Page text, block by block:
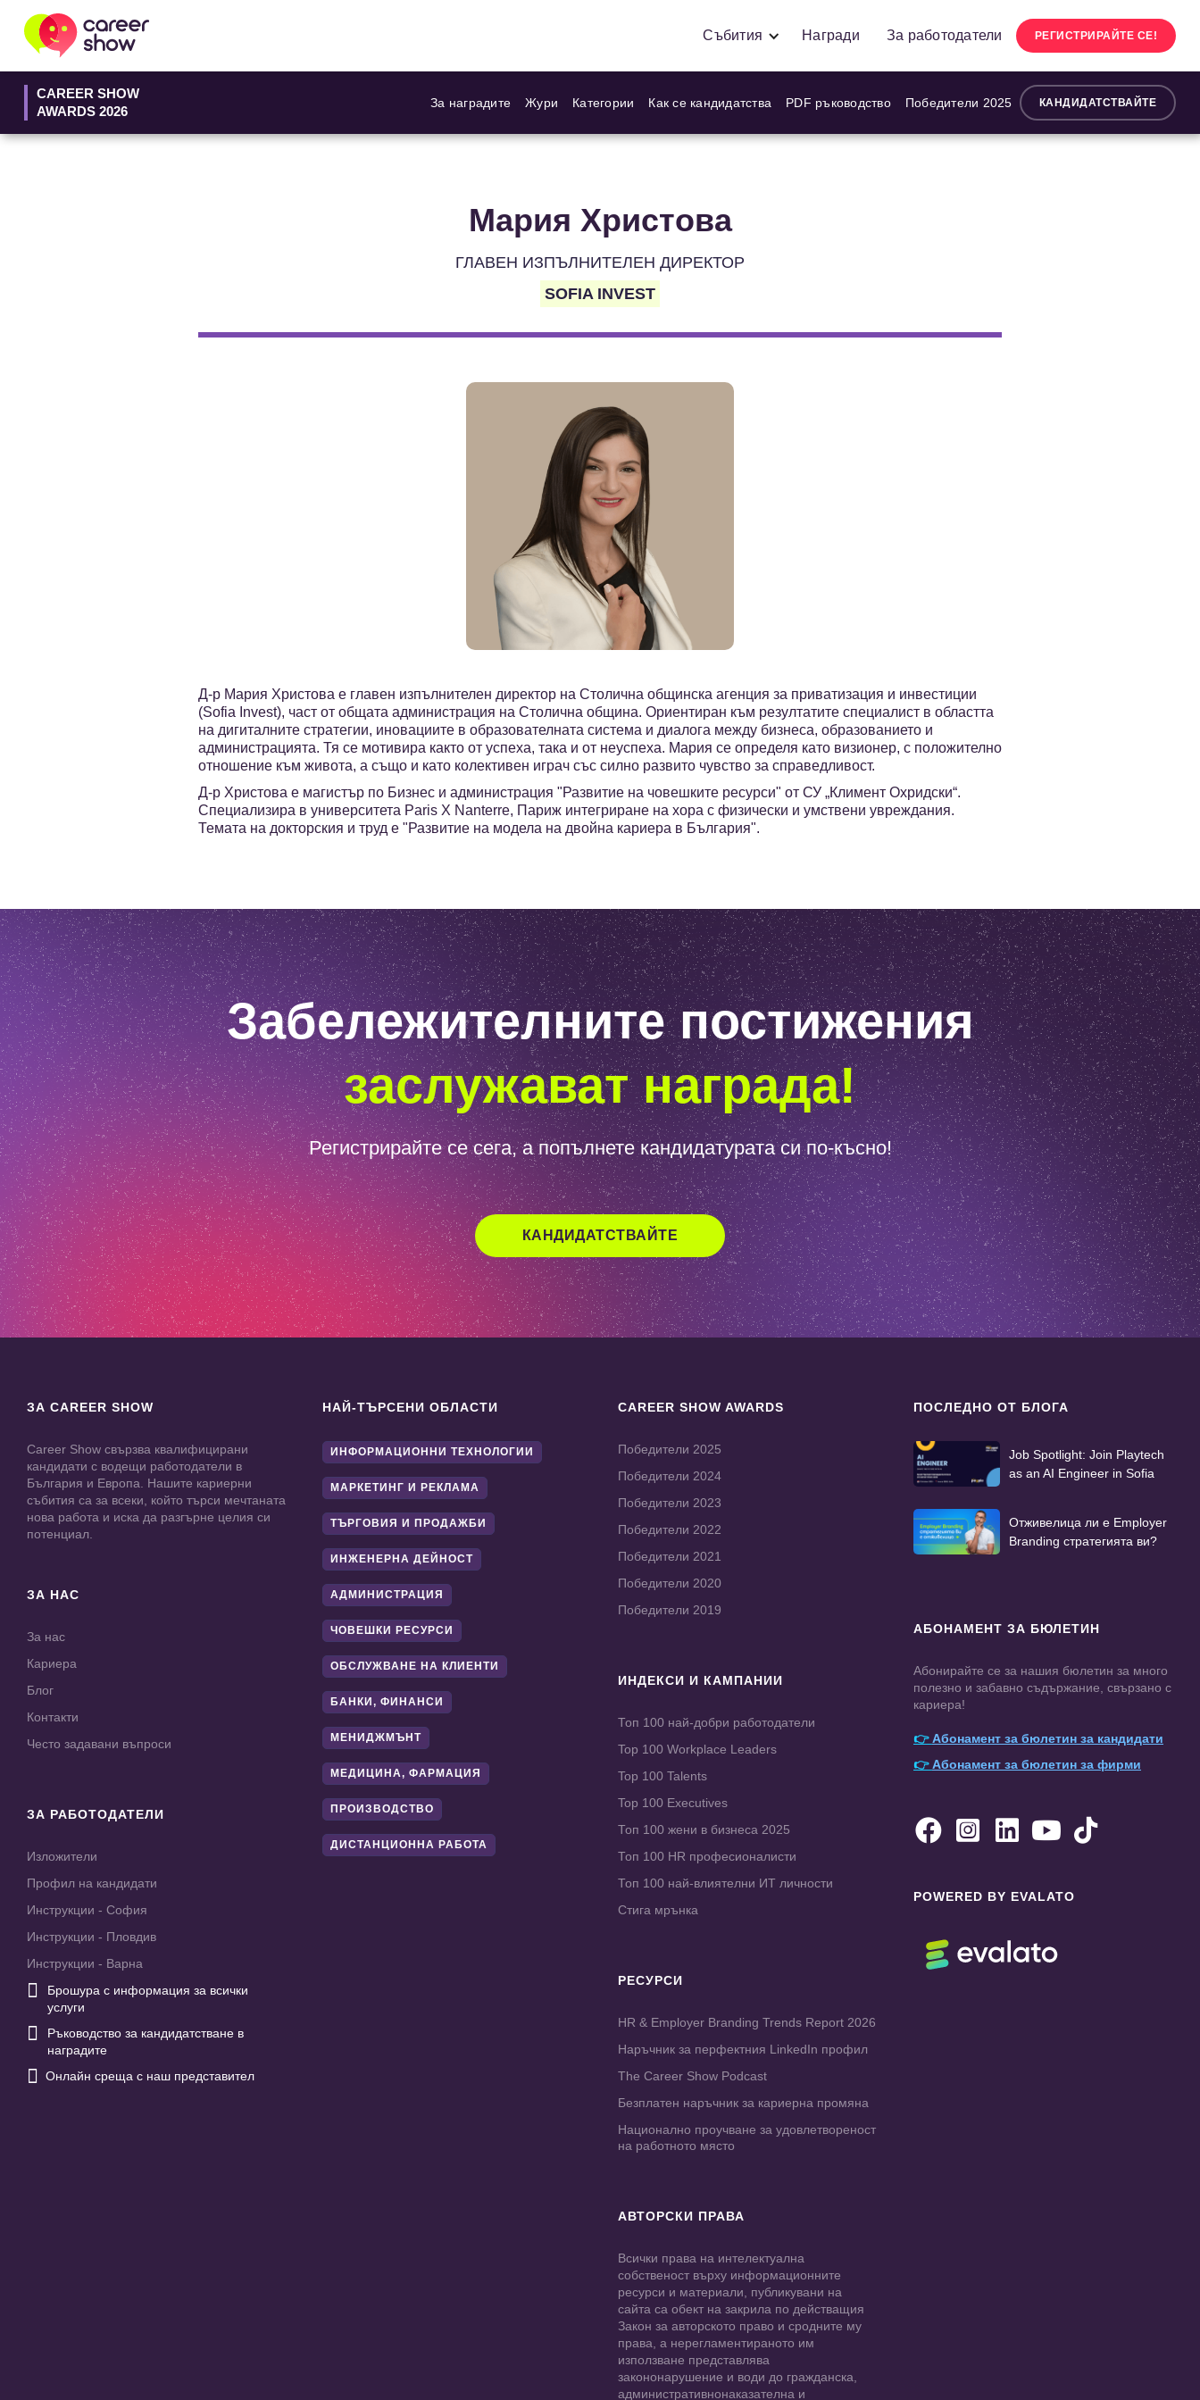
Събития Награди За работодатели РЕГИСТРИРАЙТЕ СЕ!
CAREER SHOW
AWARDS 2026
За наградите Жури Категории Как се кандидатства PDF ръководство Победители 2025 КАНДИДАТСТВАЙТЕ
Мария Христова
ГЛАВЕН ИЗПЪЛНИТЕЛЕН ДИРЕКТОР
SOFIA INVEST
Д-р Мария Христова е главен изпълнителен директор на Столична общинска агенция за приватизация и инвестиции
(Sofia Invest), част от общата администрация на Столична община. Ориентиран към резултатите специалист в областта
на дигиталните стратегии, иновациите в образователната система и диалога между бизнеса, образованието и
администрацията. Тя се мотивира както от успеха, така и от неуспеха. Мария се определя като визионер, с положително
отношение към живота, а също и като колективен играч със силно развито чувство за справедливост.
Д-р Христова е магистър по Бизнес и администрация "Развитие на човешките ресурси" от СУ „Климент Охридски“.
Специализира в университета Paris X Nanterre, Париж интегриране на хора с физически и умствени увреждания.
Темата на докторския и труд е "Развитие на модела на двойна кариера в България".
Забележителните постижения
заслужават награда!
Регистрирайте се сега, а попълнете кандидатурата си по-късно!
КАНДИДАТСТВАЙТЕ
ЗА CAREER SHOW
Career Show свързва квалифицирани
кандидати с водещи работодатели в
България и Европа. Нашите кариерни
събития са за всеки, който търси мечтаната
нова работа и иска да разгърне целия си
потенциал.
ЗА НАС
За нас
Кариера
Блог
Контакти
Често задавани въпроси
ЗА РАБОТОДАТЕЛИ
Изложители
Профил на кандидати
Инструкции - София
Инструкции - Пловдив
Инструкции - Варна

Брошура с информация за всички
услуги

Ръководство за кандидатстване в
наградите
 Онлайн среща с наш представител
НАЙ-ТЪРСЕНИ ОБЛАСТИ
ИНФОРМАЦИОННИ ТЕХНОЛОГИИ
МАРКЕТИНГ И РЕКЛАМА
ТЪРГОВИЯ И ПРОДАЖБИ
ИНЖЕНЕРНА ДЕЙНОСТ
АДМИНИСТРАЦИЯ
ЧОВЕШКИ РЕСУРСИ
ОБСЛУЖВАНЕ НА КЛИЕНТИ
БАНКИ, ФИНАНСИ
МЕНИДЖМЪНТ
МЕДИЦИНА, ФАРМАЦИЯ
ПРОИЗВОДСТВО
ДИСТАНЦИОННА РАБОТА
CAREER SHOW AWARDS
Победители 2025
Победители 2024
Победители 2023
Победители 2022
Победители 2021
Победители 2020
Победители 2019
ИНДЕКСИ И КАМПАНИИ
Топ 100 най-добри работодатели
Top 100 Workplace Leaders
Top 100 Talents
Top 100 Executives
Топ 100 жени в бизнеса 2025
Топ 100 HR професионалисти
Топ 100 най-влиятелни ИТ личности
Стига мрънка
РЕСУРСИ
HR & Employer Branding Trends Report 2026
Наръчник за перфектния LinkedIn профил
The Career Show Podcast
Безплатен наръчник за кариерна промяна
Национално проучване за удовлетвореност
на работното място
АВТОРСКИ ПРАВА
Всички права на интелектуална
собственост върху информационните
ресурси и материали, публикувани на
сайта са обект на закрила по действащия
Закон за авторското право и сродните му
права, а нерегламентираното им
използване представлява
закононарушение и води до гражданска,
административнонаказателна и
ПОСЛЕДНО ОТ БЛОГА
Job Spotlight: Join Playtech
as an AI Engineer in Sofia
Отживелица ли е Employer
Branding стратегията ви?
АБОНАМЕНТ ЗА БЮЛЕТИН
Абонирайте се за нашия бюлетин за много
полезно и забавно съдържание, свързано с
кариера!
👉Абонамент за бюлетин за кандидати
👉Абонамент за бюлетин за фирми
    
POWERED BY EVALATO